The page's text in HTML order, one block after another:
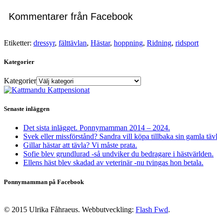
Kommentarer från Facebook
Etiketter: dressyr, fälttävlan, Hästar, hoppning, Ridning, ridsport
Kategorier
Kategorier
Senaste inläggen
Det sista inlägget. Ponnymamman 2014 – 2024.
Svek eller missförstånd? Sandra vill köpa tillbaka sin gamla
Gillar hästar att tävla? Vi måste prata.
Sofie blev grundlurad -så undviker du bedragare i hästvärlden.
Ellens häst blev skadad av veterinär -nu tvingas hon betala.
Ponnymamman på Facebook
© 2015 Ulrika Fåhraeus. Webbutveckling: Flash Fwd.